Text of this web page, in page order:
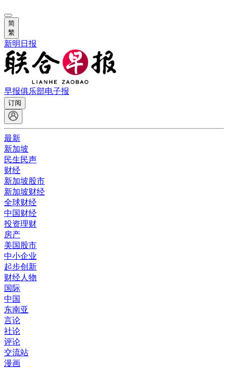
简
繁
新明日报
早报俱乐部电子报
订阅
最新
新加坡
民生民声
财经
新加坡股市
新加坡财经
全球财经
中国财经
投资理财
房产
美国股市
中小企业
起步创新
财经人物
国际
中国
东南亚
言论
社论
评论
交流站
漫画